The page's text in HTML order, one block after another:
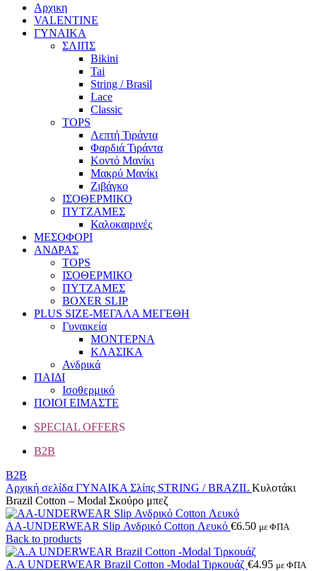
Αρχικη
VALENTINE
ΓΥΝΑΙΚΑ
ΣΛΙΠΣ
Bikini
Tai
String / Brasil
Lace
Classic
TOPS
Λεπτή Τιράντα
Φαρδιά Τιράντα
Κοντό Μανίκι
Μακρύ Μανίκι
Ζιβάγκο
ΙΣΟΘΕΡΜΙΚΟ
ΠΥΤΖΑΜΕΣ
Καλοκαιρινές
ΜΕΣΟΦΟΡΙ
ΑΝΔΡΑΣ
TOPS
ΙΣΟΘΕΡΜΙΚΟ
ΠΥΤΖΑΜΕΣ
BOXER SLIP
PLUS SIZE-ΜΕΓΑΛΑ ΜΕΓΕΘΗ
Γυναικεία
ΜΟΝΤΕΡΝΑ
ΚΛΑΣΙΚΑ
Ανδρικά
ΠΑΙΔΙ
Ισοθερμικό
ΠΟΙΟΙ ΕΙΜΑΣΤΕ
SPECIAL OFFERS
B2B
B2B
Αρχική σελίδα ΓΥΝΑΙΚΑ Σλίπς STRING / BRAZIL Κυλοτάκι
Brazil Cotton – Modal Σκούρο μπεζ
AA-UNDERWEAR Slip Ανδρικό Cotton Λευκό €6.50 με ΦΠΑ
Back to products
A.A UNDERWEAR Brazil Cotton -Modal Τιρκουάζ €4.95 με ΦΠΑ